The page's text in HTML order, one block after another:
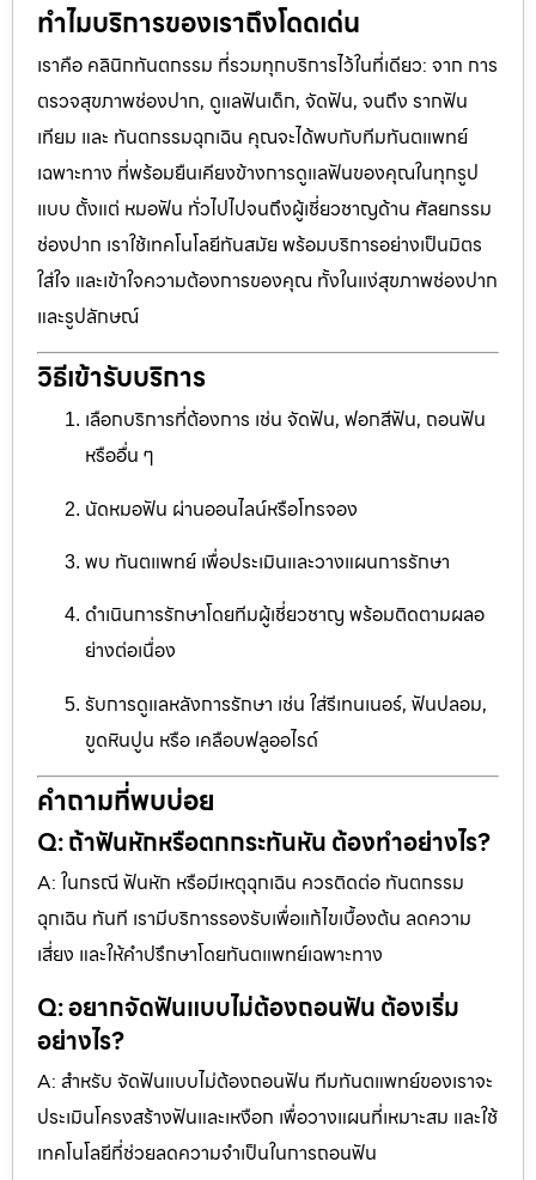
ทำไมบริการของเราถึงโดดเด่น
เราคือ คลินิกทันตกรรม ที่รวมทุกบริการไว้ในที่เดียว: จาก การ
ตรวจสุขภาพช่องปาก, ดูแลฟันเด็ก, จัดฟัน, จนถึง รากฟัน
เทียม และ ทันตกรรมฉุกเฉิน คุณจะได้พบกับทีมทันตแพทย์
เฉพาะทาง ที่พร้อมยืนเคียงข้างการดูแลฟันของคุณในทุกรูป
แบบ ตั้งแต่ หมอฟัน ทั่วไปไปจนถึงผู้เชี่ยวชาญด้าน ศัลยกรรม
ช่องปาก เราใช้เทคโนโลยีทันสมัย พร้อมบริการอย่างเป็นมิตร
ใส่ใจ และเข้าใจความต้องการของคุณ ทั้งในแง่สุขภาพช่องปาก
และรูปลักษณ์
วิธีเข้ารับบริการ
เลือกบริการที่ต้องการ เช่น จัดฟัน, ฟอกสีฟัน, ถอนฟัน
หรืออื่น ๆ
นัดหมอฟัน ผ่านออนไลน์หรือโทรจอง
พบ ทันตแพทย์ เพื่อประเมินและวางแผนการรักษา
ดำเนินการรักษาโดยทีมผู้เชี่ยวชาญ พร้อมติดตามผลอ
ย่างต่อเนื่อง
รับการดูแลหลังการรักษา เช่น ใส่รีเทนเนอร์, ฟันปลอม,
ขูดหินปูน หรือ เคลือบฟลูออไรด์
คำถามที่พบบ่อย
Q: ถ้าฟันหักหรือตกกระทันหัน ต้องทำอย่างไร?
A: ในกรณี ฟันหัก หรือมีเหตุฉุกเฉิน ควรติดต่อ ทันตกรรม
ฉุกเฉิน ทันที เรามีบริการรองรับเพื่อแก้ไขเบื้องต้น ลดความ
เสี่ยง และให้คำปรึกษาโดยทันตแพทย์เฉพาะทาง
Q: อยากจัดฟันแบบไม่ต้องถอนฟัน ต้องเริ่ม
อย่างไร?
A: สำหรับ จัดฟันแบบไม่ต้องถอนฟัน ทีมทันตแพทย์ของเราจะ
ประเมินโครงสร้างฟันและเหงือก เพื่อวางแผนที่เหมาะสม และใช้
เทคโนโลยีที่ช่วยลดความจำเป็นในการถอนฟัน